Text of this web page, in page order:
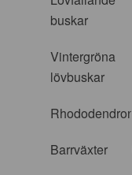
buskar
Vintergröna
lövbuskar
Rhododendron
Barrväxter